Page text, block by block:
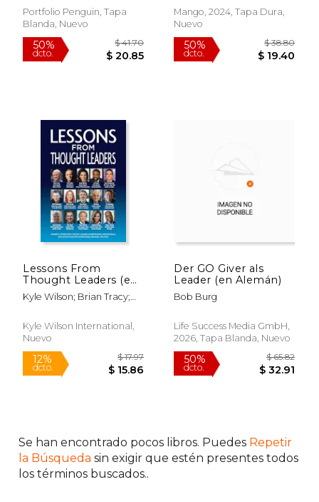
Portfolio Penguin, Tapa
Blanda, Nuevo
50%
dcto.
$ 41.70
$ 20.85
(Client Success,
Customer Retention
Milton Pedraza (Afterword)
Mango, 2024, Tapa Dura,
Nuevo
50%
dcto.
Lessons From
Thought Leaders (en
Inglés)
Kyle Wilson; Brian Tracy;
Les Brown; Denis Waitley;
Mitzi Perdue; Bob Burg;
Kevin Eastman; Tom Ziglar
Kyle Wilson International,
Nuevo
Der GO Giver als
Leader (en Alemán)
Bob Burg
Life Success Media GmbH,
2026, Tapa Blanda, Nuevo
Se han encontrado pocos libros. Puedes Repetir
la Búsqueda sin exigir que estén presentes todos
los términos buscados..